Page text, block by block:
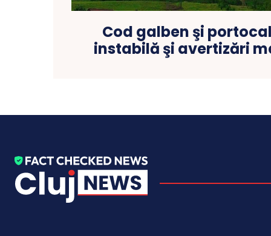
Cod galben şi
instabilă şi avertizări